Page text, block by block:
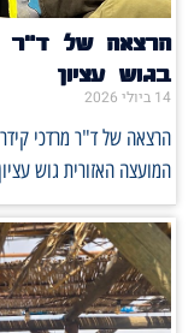
הרצאה של ד"ר
בגוש עציון
14 ביולי 2026
הרצאה של ד"ר מרדכי
המועצה האזורית גוש